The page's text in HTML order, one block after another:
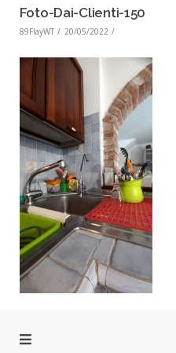
Foto-Dai-Clienti-150
89FlayWT 20/05/2022